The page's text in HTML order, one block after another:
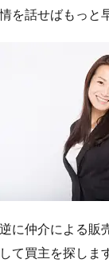
1.2
取」
を！
情を話せばもっと
逆に仲介による販
して買主を探しま